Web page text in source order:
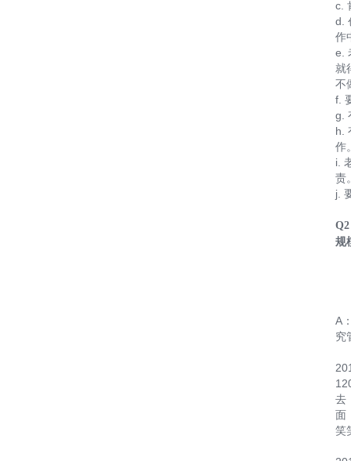
c.
d.
作
e.
就
不
f.
g.
h.
作
i.
责
j.
规
A
究
去
面
笑